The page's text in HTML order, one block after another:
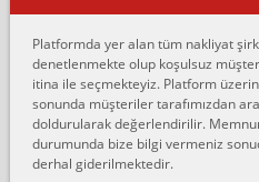
Ankara Alicanlar naklyat tel 5465524025.
Konya ya Alicanlar naklyat la anlaştık bu
fiyatın mazoto gele...
Fatih kokmese:
Diyarbakır dan eşyamı getirtmek için
Son anda fiyat artırdılar.. mecburiyetten
Platformda yer alan tüm nakliyat
denetlenmekte olup koşulsuz
itina ile seçmekteyiz. Platform
sonunda müşteriler tarafımızdan
doldurularak değerlendirilir.
durumunda bize bilgi vermeniz
derhal giderilmektedir.